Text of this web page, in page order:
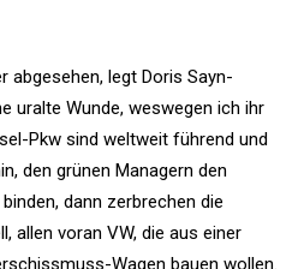
abgesehen, legt Doris Sayn-
uralte Wunde, weswegen ich ihr
Pkw sind weltweit führend und
den grünen Managern den
dann zerbrechen die
allen voran VW, die aus einer
Wagen bauen wollen.